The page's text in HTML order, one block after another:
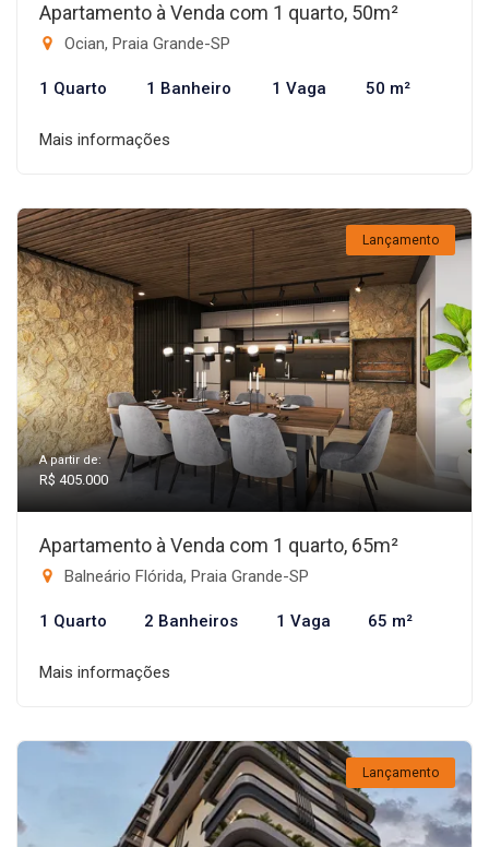
Apartamento à Venda com 1 quarto, 50m²
Ocian, Praia Grande-SP
1 Quarto 1 Banheiro 1 Vaga 50 m²
Mais informações
Lançamento
A partir de:
R$ 405.000
Apartamento à Venda com 1 quarto, 65m²
Balneário Flórida, Praia Grande-SP
1 Quarto 2 Banheiros 1 Vaga 65 m²
Mais informações
Lançamento